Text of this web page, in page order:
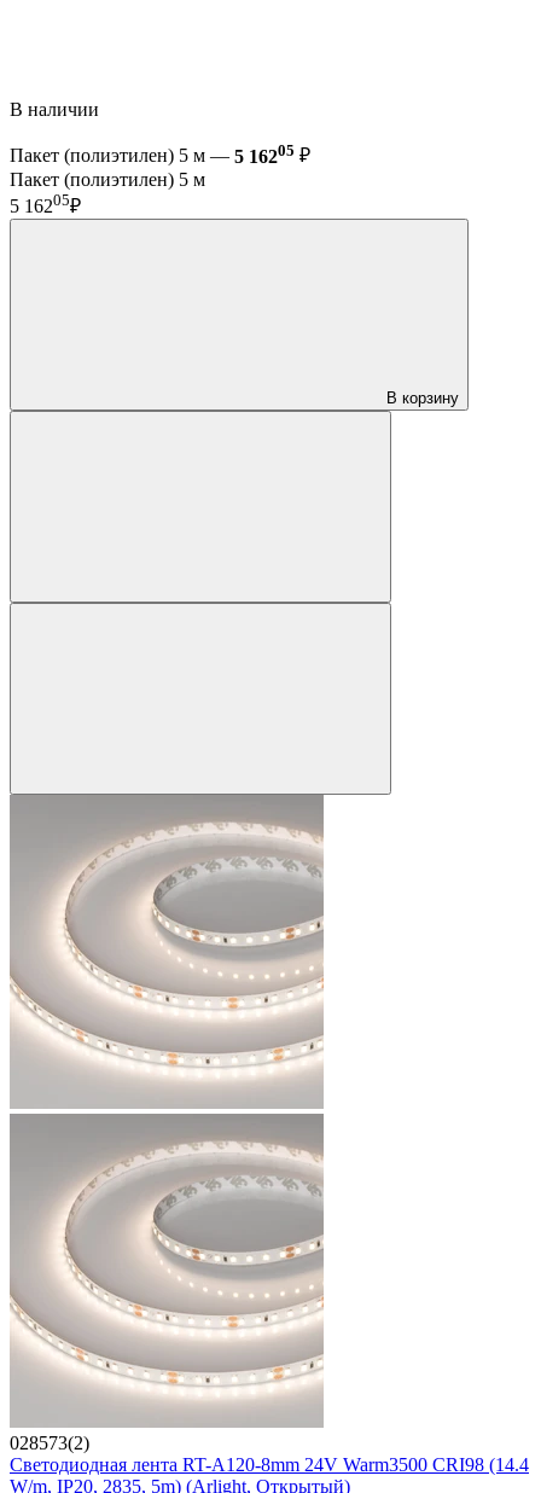
В наличии
Пакет (полиэтилен) 5 м — 5 16205 ₽
Пакет (полиэтилен) 5 м
5 16205₽
В корзину
028573(2)
Светодиодная лента RT-A120-8mm 24V Warm3500 CRI98 (14.4
W/m, IP20, 2835, 5m) (Arlight, Открытый)